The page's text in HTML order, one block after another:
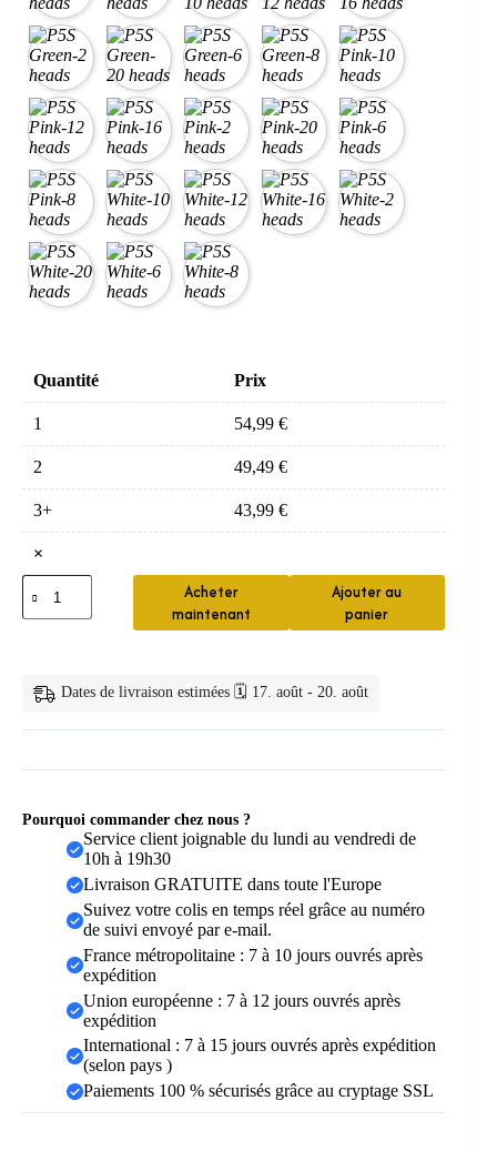
Quantité Prix
1 54,99 €
2 49,49 €
3+ 43,99 €
×
quantité
de
Brosse
Modes
Acheter
maintenant
Ajouter au
panier
Dates de livraison estimées 🗓️ 17. août - 20. août
Pourquoi commander chez nous ?
Service client joignable du lundi au vendredi de
10h à 19h30
Livraison GRATUITE dans toute l'Europe
Suivez votre colis en temps réel grâce au numéro
de suivi envoyé par e-mail.
France métropolitaine : 7 à 10 jours ouvrés après
expédition
Union européenne : 7 à 12 jours ouvrés après
expédition
International : 7 à 15 jours ouvrés après expédition
(selon pays )
Paiements 100 % sécurisés grâce au cryptage SSL